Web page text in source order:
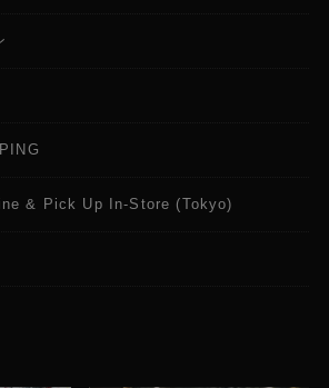
、SATA接続で拡張可能
3ステレオペア）x6
Gate出力 x4
x1
& Pick Up In-Store (Tokyo)